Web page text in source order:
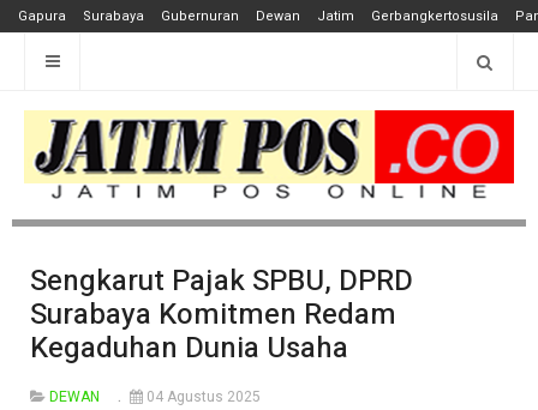
Gapura Surabaya Gubernuran Dewan Jatim Gerbangkertosusila
Sengkarut Pajak SPBU, DPRD
Surabaya Komitmen Redam
Kegaduhan Dunia Usaha
DEWAN 04 Agustus 2025